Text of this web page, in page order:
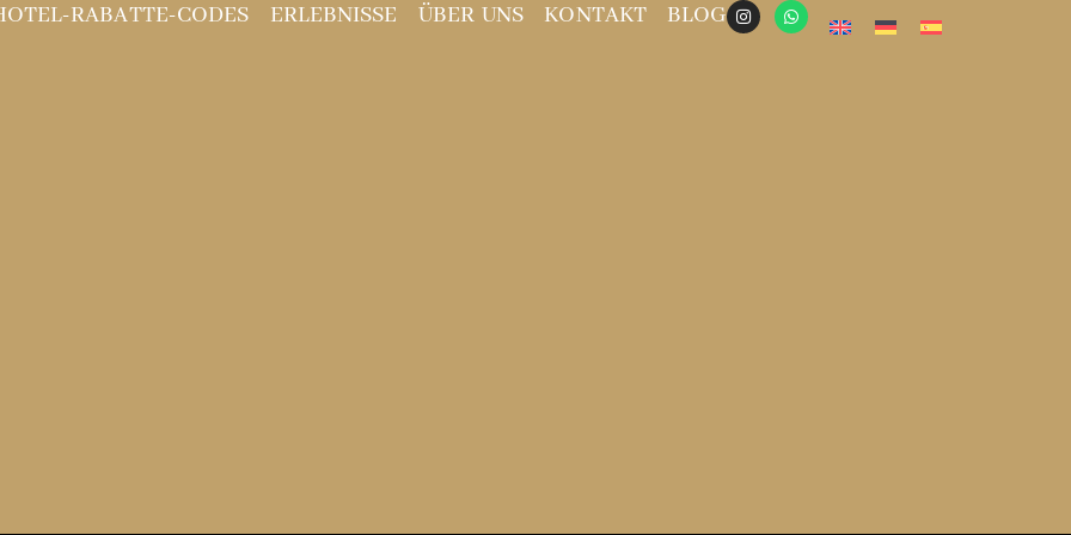
RABATTE-CODES ERLEBNISSE ÜBER UNS KONTAKT BLOG